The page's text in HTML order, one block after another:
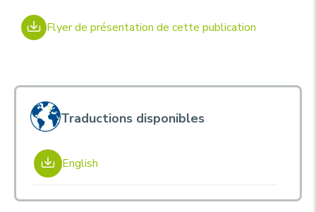
Flyer de présentation de cette publication
Traductions disponibles
English